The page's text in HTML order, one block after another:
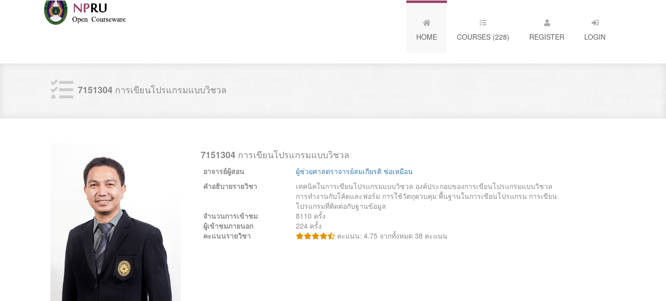
HOME COURSES (228) REGISTER LOGIN
7151304 การเขียนโปรแกรมแบบวิชวล
7151304การเขียนโปรแกรมแบบวิชวล
อาจารย์ผู้สอน
ผู้ช่วยศาสตราจารย์สมเกียรติ ช่อเหมือน
คำอธิบายรายวิชา
เทคนิคในการเขียนโปรแกรมแบบวิชวล องค์ประกอบของการเขียนโปรแกรมแบบวิชวล
การทำงานกับโค้ดและฟอร์ม การใช้วัตถุควบคุม พื้นฐานในการเขียนโปรแกรม การเขียน
โปรแกรมที่ติดต่อกับฐานข้อมูล
จำนวนการเข้าชม
8110 ครั้ง
ผู้เข้าชมภายนอก
224 ครั้ง
คะแนนรายวิชา
คะแนน: 4.75 จากทั้งหมด 38 คะแนน